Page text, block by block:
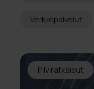
Verkkopalvelut
Pilviratkaisut